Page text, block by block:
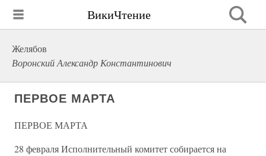
ВикиЧтение
Желябов
Воронский Александр Константинович
ПЕРВОЕ МАРТА
ПЕРВОЕ МАРТА
28 февраля Исполнительный комитет собирается на